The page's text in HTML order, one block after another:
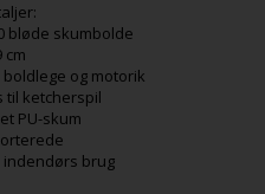
bløde skumbolde
cm
og motorik
til ketcherspil
PU-skum
indendørs brug